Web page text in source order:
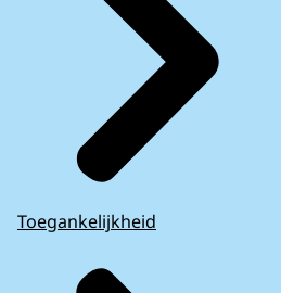
Toegankelijkheid